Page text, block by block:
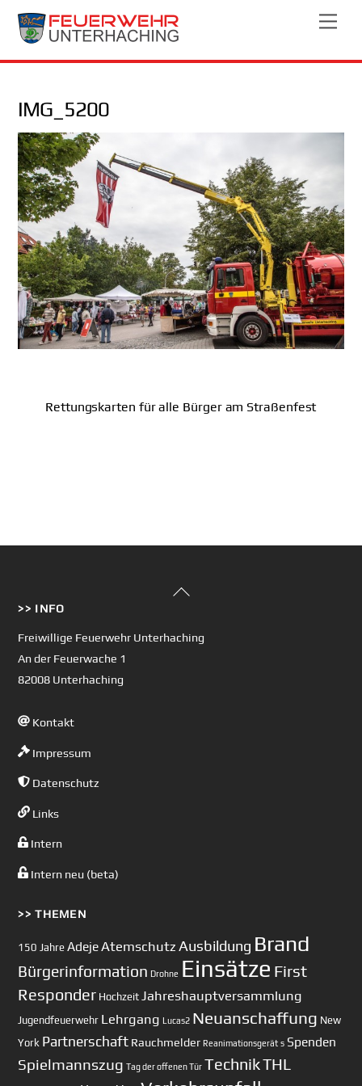
Skip
IMG_5200
Rettungskarten für alle Bürger am Straßenfest
Back
>> INFO
Freiwillige Feuerwehr Unterhaching
An der Feuerwache 1
82008 Unterhaching
Kontakt
Impressum
Datenschutz
Links
Intern
Intern neu (beta)
>> THEMEN
150 Jahre AdejeAtemschutz Ausbildung Brand
Bürgerinformation Drohne Einsätze First
Responder Hochzeit Jahreshauptversammlung
Jugendfeuerwehr Lehrgang Lucas2 Neuanschaffung New
York Partnerschaft Rauchmelder Reanimationsgerät s Spenden
Spielmannszug Tag der offenen Tür TechnikTHL